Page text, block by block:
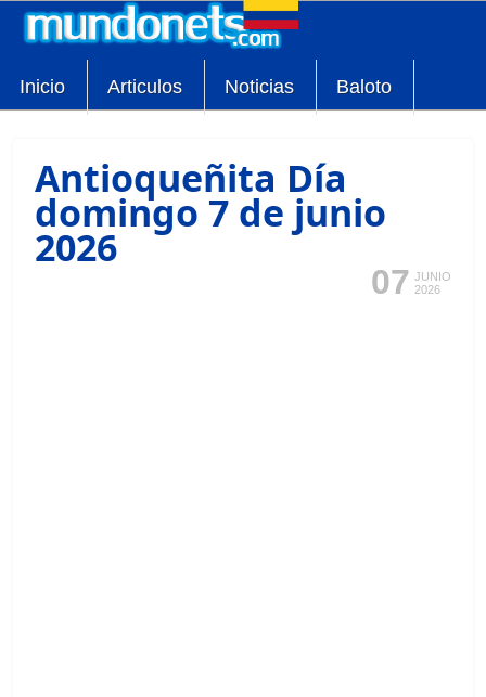
Inicio Articulos Noticias Baloto
Antioqueñita Día
domingo 7 de junio
2026
07 JUNIO
2026